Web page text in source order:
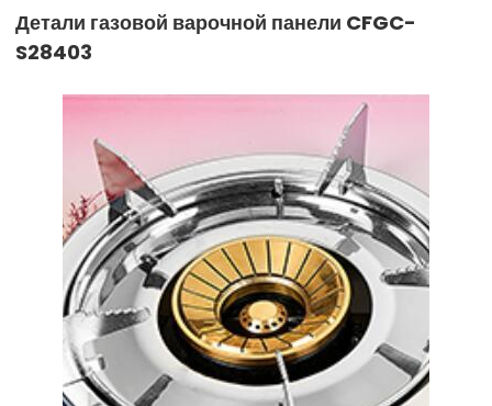
Детали газовой варочной панели CFGC-
S28403